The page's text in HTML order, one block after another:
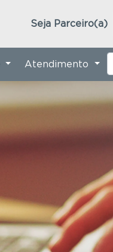
Seja Parceiro(a)
Atendimento